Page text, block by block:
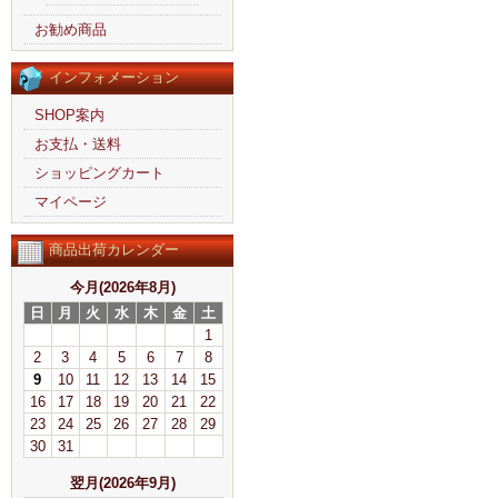
お勧め商品
インフォメーション
SHOP案内
お支払・送料
ショッピングカート
マイページ
商品出荷カレンダー
今月(2026年8月)
日
月 火 水 木 金
土
1
2
3 4 5 6 7
8
9
10 11 12 13 14
15
16
17 18 19 20 21
22
23
24 25 26 27 28
29
30
31
翌月(2026年9月)